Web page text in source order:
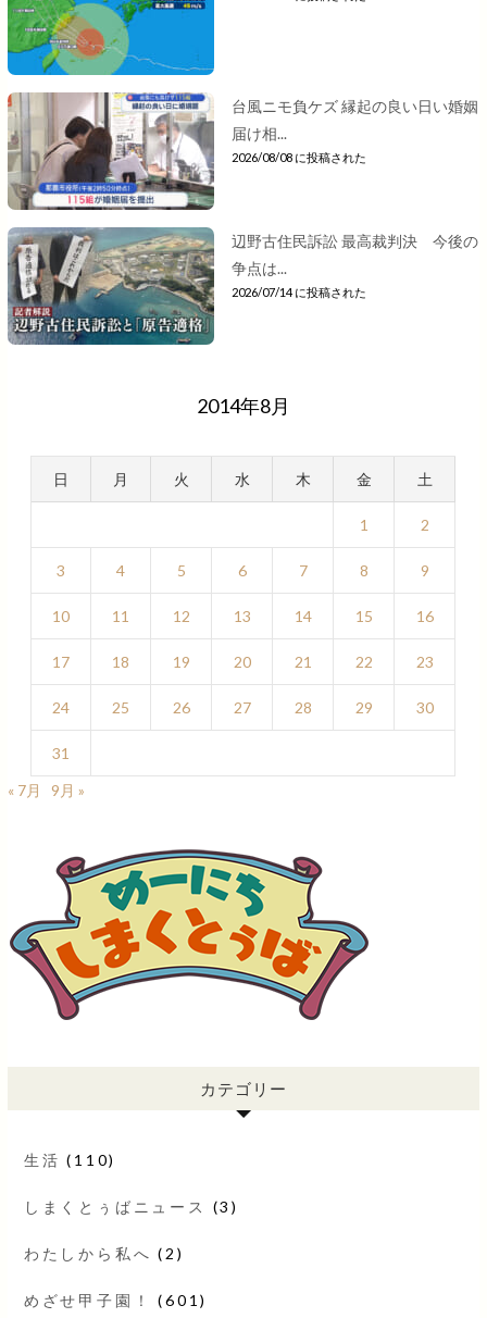
台風ニモ負ケズ 縁起の良い日い婚姻
届け相...
2026/08/08 に投稿された
辺野古住民訴訟 最高裁判決 今後の
争点は...
2026/07/14 に投稿された
2014年8月
日 月 火 水 木 金 土
1 2
3 4 5 6 7 8 9
10 11 12 13 14 15 16
17 18 19 20 21 22 23
24 25 26 27 28 29 30
31
« 7月
9月 »
カテゴリー
生活 (110)
しまくとぅばニュース (3)
わたしから私へ (2)
めざせ甲子園！ (601)